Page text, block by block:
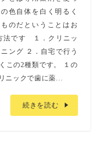
色自体を白く明るく
のだということはお
法です １．クリニッ
ング ２．自宅で行う
この2種類です。 １の
ニックで歯に薬...
続きを読む